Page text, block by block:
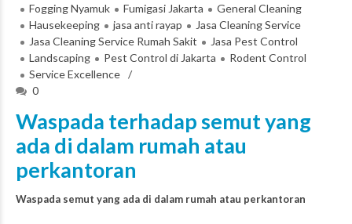
Fogging Nyamuk
Fumigasi Jakarta
General Cleaning
Hausekeeping
jasa anti rayap
Jasa Cleaning Service
Jasa Cleaning Service Rumah Sakit
Jasa Pest Control
Landscaping
Pest Control di Jakarta
Rodent Control
Service Excellence
0
Waspada terhadap semut yang
ada di dalam rumah atau
perkantoran
Waspada semut yang ada di dalam rumah atau perkantoran